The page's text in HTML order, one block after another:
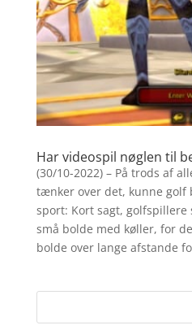
Har videospil nøglen til
(30/10-2022) – På trods af
tænker over det, kunne golf
sport: Kort sagt,
små bolde med køller, for
bolde over lange afstande